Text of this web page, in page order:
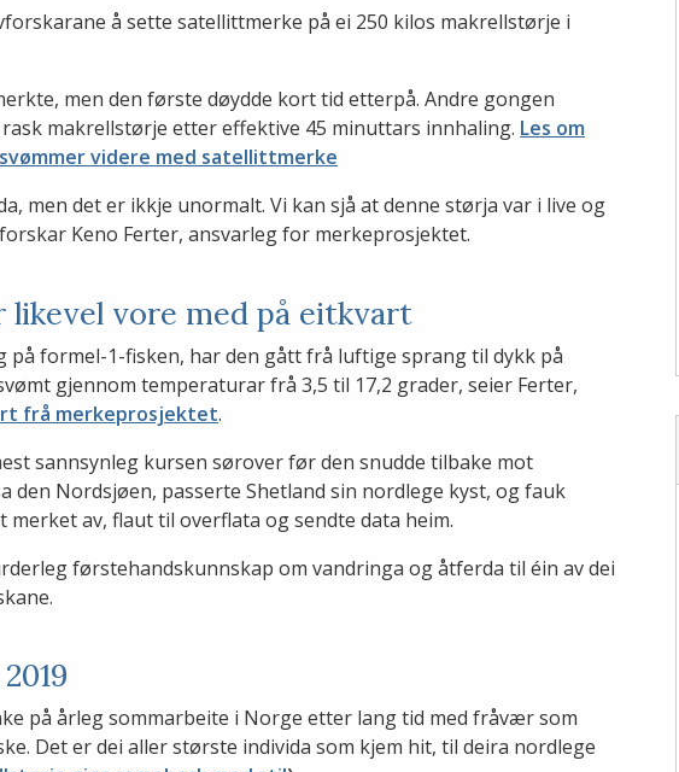
å sette satellittmerke på ei 250 kilos makrellstørje i
men den første døydde kort tid etterpå. Andre gongen
makrellstørje etter effektive 45 minuttars innhaling. Les om
videre med satellittmerke
men det er ikkje unormalt. Vi kan sjå at denne størja var i live og
Keno Ferter, ansvarleg for merkeprosjektet.
vore med på eitkvart
på formel-1-fisken, har den gått frå luftige sprang til dykk på
gjennom temperaturar frå 3,5 til 17,2 grader, seier Ferter,
frå merkeprosjektet.
sannsynleg kursen sørover før den snudde tilbake mot
den Nordsjøen, passerte Shetland sin nordlege kyst, og fauk
merket av, flaut til overflata og sendte data heim.
førstehandskunnskap om vandringa og åtferda til éin av dei
på årleg sommarbeite i Norge etter lang tid med fråvær som
Det er dei aller største individa som kjem hit, til deira nordlege